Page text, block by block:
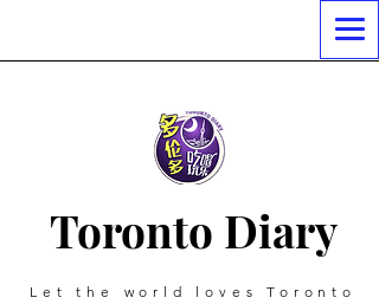
Toronto Diary
Let the world loves Toronto